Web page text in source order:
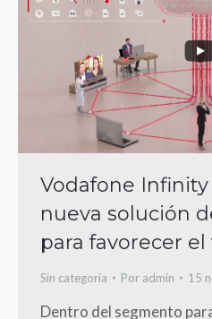
Vodafone
nueva solución
para favorecer
Sin categoría Por admin 15
Dentro del segmento